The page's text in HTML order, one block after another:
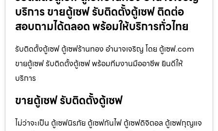
บริการ ขายตู้เซฟ รับติดตั้งตู้เซฟ ติดต่อ
สอบถามได้ตลอด พร้อมให้บริการทั่วไทย
รับติดตั้งตู้เซฟ ตู้เซฟร้านทอง อำนาจเจริญ โดย ตู้เซฟ.com
ขายตู้เซฟ รับติดตั้งตู้เซฟ พร้อมทีมงานมืออาชีพ ยินดีให้
บริการ
ขายตู้เซฟ รับติดตั้งตู้เซฟ
ไม่ว่าจะเป็น ตู้เซฟนิรภัย ตู้เซฟกันไฟ ตู้เซฟดิจิตอล ตู้เซฟกุญแจ